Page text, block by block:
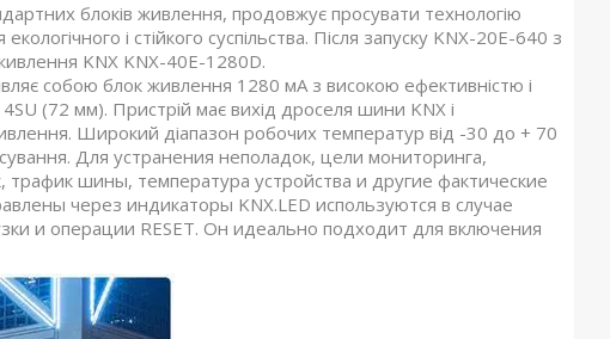
блоків живлення, продовжує просувати технологію
і стійкого суспільства. Після запуску KNX-20E-640 з
KNX KNX-40E-1280D.
собою блок живлення 1280 мА з високою ефективністю і
(72 мм). Пристрій має вихід дроселя шини KNX і
Широкий діапазон робочих температур від -30 до + 70
Для устранения неполадок, цели мониторинга,
шины, температура устройства и другие фактические
через индикаторы KNX.LED используются в случае
и операции RESET. Он идеально подходит для включения